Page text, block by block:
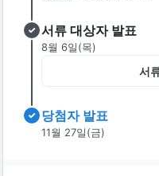
서류 대상자 발표
8월 6일(목)
서
당첨자 발표
11월 27일(금)